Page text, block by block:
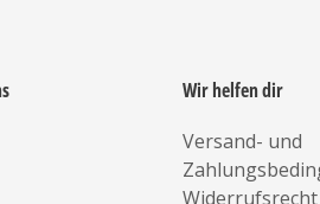
Wir helfen dir
Versand- und
Widerrufsrecht